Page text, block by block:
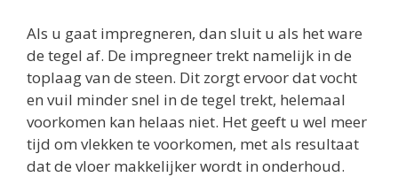
Als u gaat impregneren, dan sluit u als het ware
de tegel af. De impregneer trekt namelijk in de
toplaag van de steen. Dit zorgt ervoor dat vocht
en vuil minder snel in de tegel trekt, helemaal
voorkomen kan helaas niet. Het geeft u wel meer
tijd om vlekken te voorkomen, met als resultaat
dat de vloer makkelijker wordt in onderhoud.